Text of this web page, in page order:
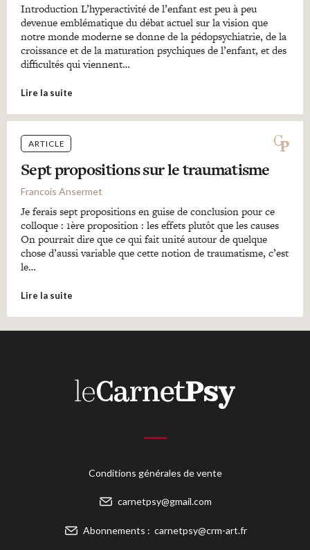
Introduction L’hyperactivité de l’enfant est peu à peu
devenue emblématique du débat actuel sur la vision que
notre monde moderne se donne de la pédopsychiatrie, de la
croissance et de la maturation psychiques de l’enfant, et des
difficultés qui viennent…
Lire la suite
ARTICLE
Sept propositions sur le traumatisme
Francois Ansermet
Je ferais sept propositions en guise de conclusion pour ce
colloque : 1ère proposition : les effets plutôt que les causes
On pourrait dire que ce qui fait unité autour de quelque
chose d’aussi variable que cette notion de traumatisme, c’est
le…
Lire la suite
Conditions générales de vente
carnetpsy@gmail.com
Abonnements : carnetpsy@crm-art.fr